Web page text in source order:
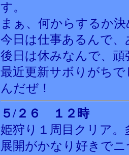
す。
まぁ、何からするか
今日は仕事あるんで
後日は休みなんで、
最近更新サボりがち
んだぜ！
５/２６ １２時
姫狩り１周目クリア
展開がかなり好きで